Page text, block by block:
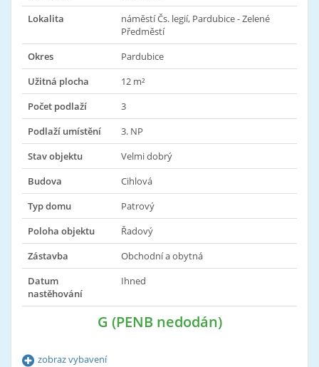
Lokalita
náměstí Čs. legií, Pardubice - Zelené
Předměstí
Okres
Pardubice
Užitná plocha
12 m²
Počet podlaží
3
Podlaží umístění
3. NP
Stav objektu
Velmi dobrý
Budova
Cihlová
Typ domu
Patrový
Poloha objektu
Řadový
Zástavba
Obchodní a obytná
Datum
nastěhování
Ihned
G (PENB nedodán)
zobraz vybavení